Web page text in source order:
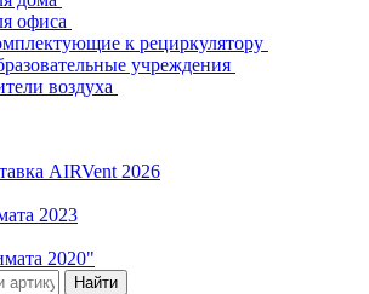
офиса
к рециркулятору
учреждения
воздуха
AIRVent 2026
2023
2020"